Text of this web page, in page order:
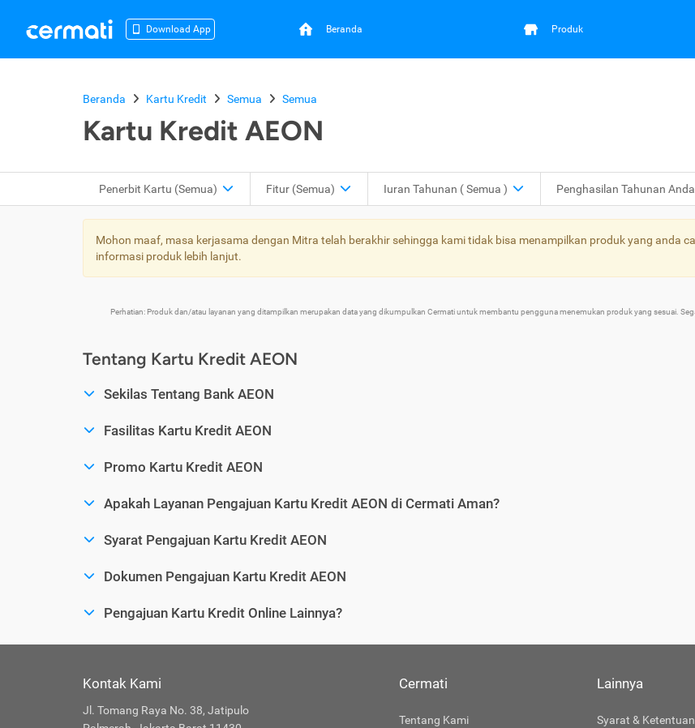
Download App Beranda Produk
Beranda Kartu Kredit Semua Semua
Kartu Kredit AEON
Penerbit Kartu (Semua) Fitur (Semua) Iuran Tahunan ( Semua ) Penghasilan Tahunan Anda
Mohon maaf, masa kerjasama dengan Mitra telah berakhir sehingga kami tidak bisa menampilkan produk yang anda
informasi produk lebih lanjut.
Perhatian: Produk dan/atau layanan yang ditampilkan merupakan data yang dikumpulkan Cermati untuk membantu pengguna menemukan produk yang sesuai.
Tentang Kartu Kredit AEON
Sekilas Tentang Bank AEON
Fasilitas Kartu Kredit AEON
Promo Kartu Kredit AEON
Apakah Layanan Pengajuan Kartu Kredit AEON di Cermati Aman?
Syarat Pengajuan Kartu Kredit AEON
Dokumen Pengajuan Kartu Kredit AEON
Pengajuan Kartu Kredit Online Lainnya?
Kontak Kami
Jl. Tomang Raya No. 38, Jatipulo
Cermati
Tentang Kami
Lainnya
Syarat & Ketentuan